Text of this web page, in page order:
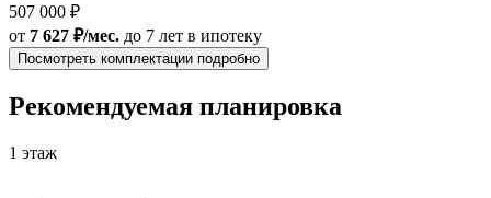
507 000 ₽
от 7 627 ₽/мес. до 7 лет в ипотеку
Посмотреть комплектации подробно
Рекомендуемая планировка
1 этаж